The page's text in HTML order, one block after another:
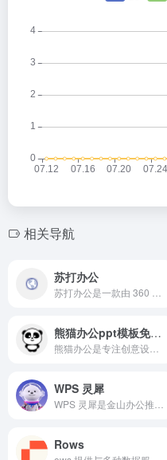
相关导航
苏打办公
熊猫办公ppt模板免费下载
WPS 灵犀
Rows